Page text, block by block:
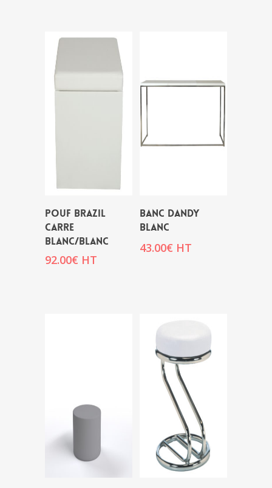
POUF BRAZIL
CARRE
BLANC/BLANC
92.00€ HT
BANC DANDY
BLANC
43.00€ HT